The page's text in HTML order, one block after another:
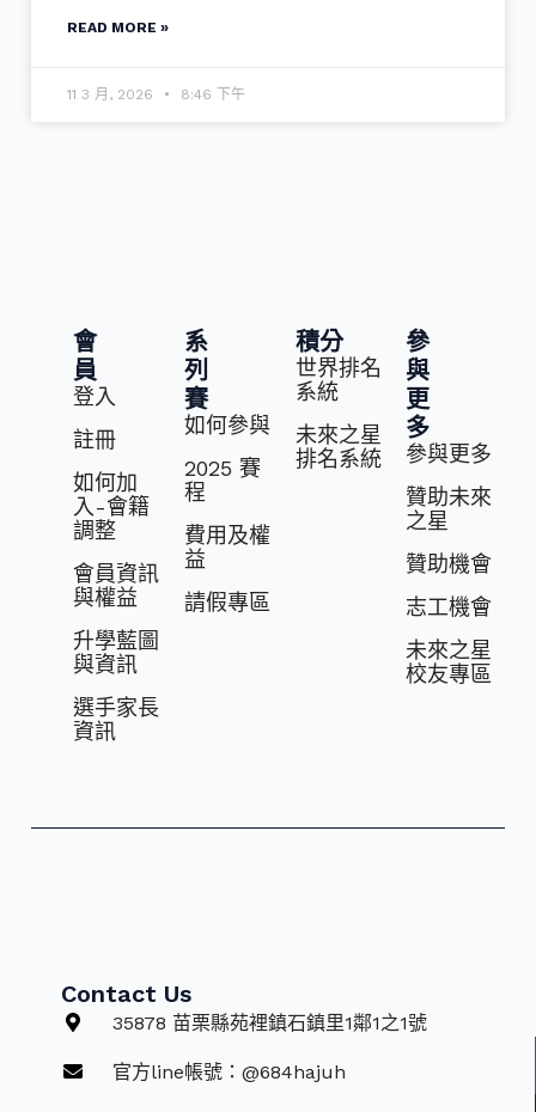
READ MORE »
11 3 月, 2026 8:46 下午
會
員
登入
註冊
如何加
入-會籍
調整
會員資訊
與權益
升學藍圖
與資訊
選⼿家長
資訊
系
列
賽
如何參與
2025 賽
程
費⽤及權
益
請假專區
積分
世界排名
系統
未來之星
排名系統
參
與
更
多
參與更多
贊助未來
之星
贊助機會
志⼯機會
未來之星
校友專區
Contact Us
35878 苗栗縣苑裡鎮石鎮里1鄰1之1號
官方line帳號：@684hajuh